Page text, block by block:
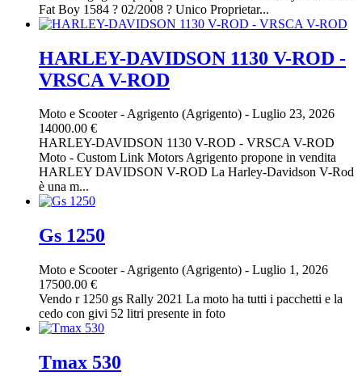
Fat Boy 1584 ? 02/2008 ? Unico Proprietar...
HARLEY-DAVIDSON 1130 V-ROD -
VRSCA V-ROD
Moto e Scooter-Agrigento (Agrigento) - Luglio 23, 2026
14000.00 €
HARLEY-DAVIDSON 1130 V-ROD - VRSCA V-ROD
Moto - Custom Link Motors Agrigento propone in vendita
HARLEY DAVIDSON V-ROD La Harley-Davidson V-Rod
è una m...
Gs 1250
Moto e Scooter- Agrigento (Agrigento) - Luglio 1, 2026
17500.00 €
Vendo r 1250 gs Rally 2021 La moto ha tutti i pacchetti e la
cedo con givi 52 litri presente in foto
Tmax 530